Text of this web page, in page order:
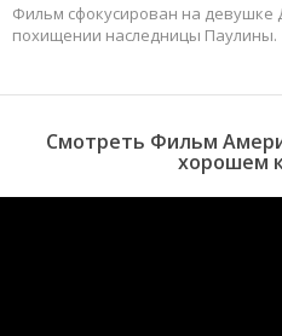
Фильм сфокусирован на девушке
похищении наследницы Паулины.
Смотреть Фильм
хорошем